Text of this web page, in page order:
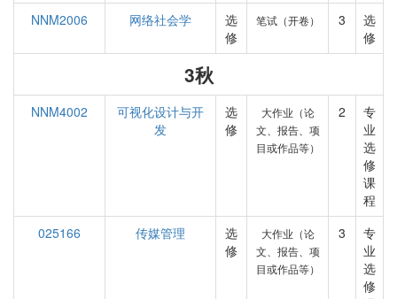
NNM2006 网络社会学
选
修
笔试（开卷） 3
选
修
3秋
NNM4002
可视化设计与开
发
选
修
大作业（论
文、报告、项
目或作品等）
2
专
业
选
修
课
程
025166
传媒管理
选
修
大作业（论
文、报告、项
目或作品等）
3
专
业
选
修